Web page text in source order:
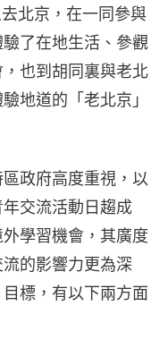
北京，在一同參與
了在地生活、參觀
也到胡同裏與老北
地道的「老北京」
政府高度重視，以
交流活動日趨成
學習機會，其廣度
的影響力更為深
標，有以下兩方面